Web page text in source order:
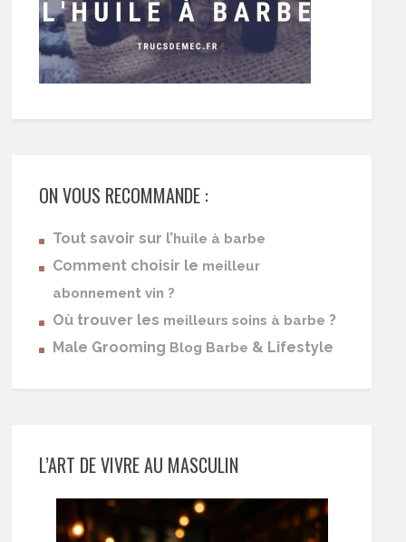
ON VOUS RECOMMANDE :
Tout savoir sur l’huile à barbe
Comment choisir le meilleur
abonnement vin ?
Où trouver les meilleurs soins à barbe ?
Male Grooming Blog Barbe & Lifestyle
L’ART DE VIVRE AU MASCULIN